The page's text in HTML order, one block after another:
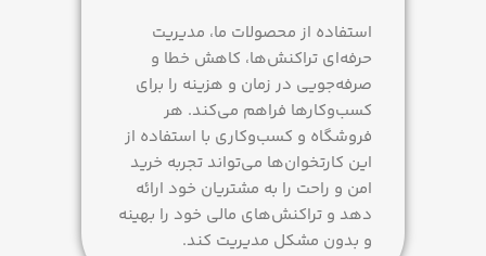
استفاده از محصولات ما، مدیریت
حرفه‌ای تراکنش‌ها، کاهش خطا و
صرفه‌جویی در زمان و هزینه را برای
کسب‌وکارها فراهم می‌کند. هر
فروشگاه و کسب‌وکاری با استفاده از
این کارتخوان‌ها می‌تواند تجربه خرید
امن و راحت را به مشتریان خود ارائه
دهد و تراکنش‌های مالی خود را بهینه
و بدون مشکل مدیریت کند.